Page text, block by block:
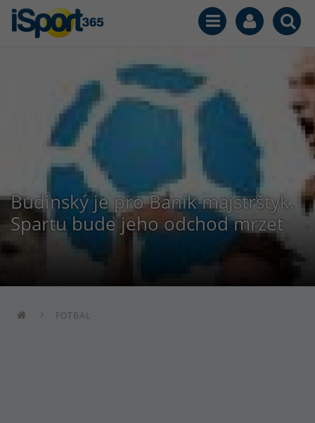
Budinský je pro Baník majstrštyk.
Spartu bude jeho odchod mrzet
FOTBAL